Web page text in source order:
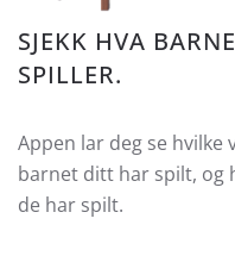
SJEKK HVA
SPILLER.
Appen lar deg se hvilke
barnet ditt har spilt, og
de har spilt.